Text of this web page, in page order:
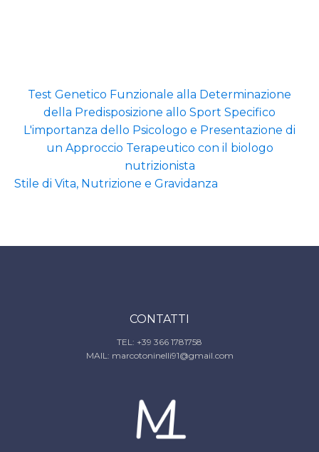
Test Genetico Funzionale alla Determinazione
della Predisposizione allo Sport Specifico
L'importanza dello Psicologo e Presentazione di
un Approccio Terapeutico con il biologo
nutrizionista
Stile di Vita, Nutrizione e Gravidanza
CONTATTI
TEL: +39 366 1781758
MAIL: marcotoninelli91@gmail.com